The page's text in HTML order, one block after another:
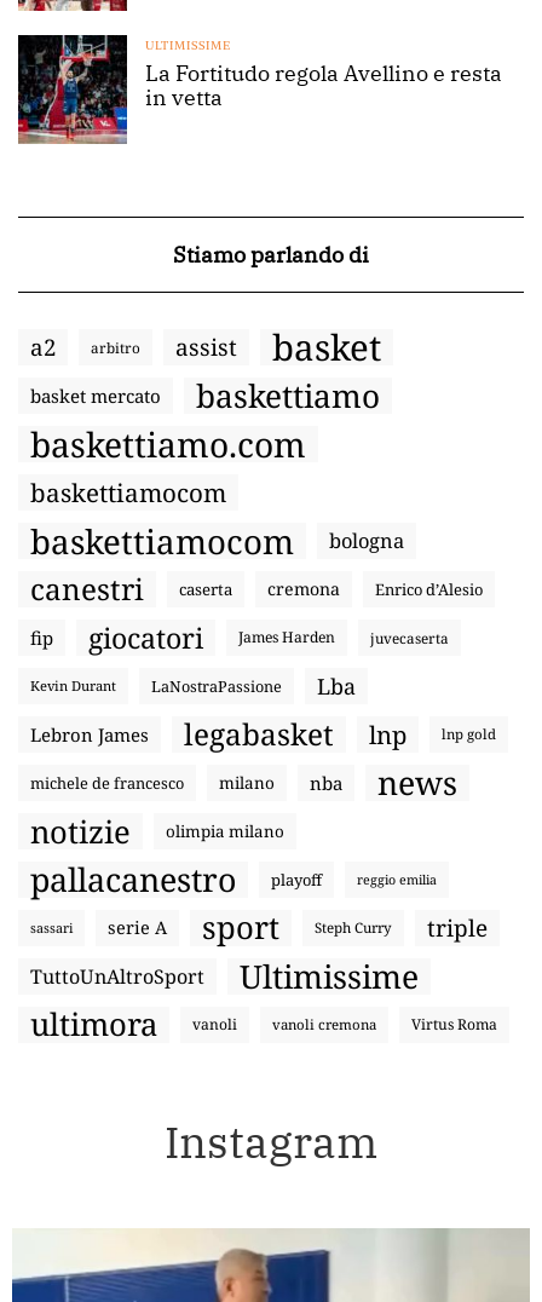
ULTIMISSIME
La Fortitudo regola Avellino e resta
in vetta
Stiamo parlando di
a2 arbitro assist basket
basket mercato baskettiamo
baskettiamo.com
baskettiamocom
baskettiamocom bologna
canestri caserta cremona Enrico d’Alesio
fip giocatori James Harden juvecaserta
Kevin Durant LaNostraPassione Lba
Lebron James legabasket lnp lnp gold
michele de francesco milano nba news
notizie olimpia milano
pallacanestro playoff reggio emilia
sassari serie A sport Steph Curry triple
TuttoUnAltroSport Ultimissime
ultimora vanoli vanoli cremona Virtus Roma
Instagram